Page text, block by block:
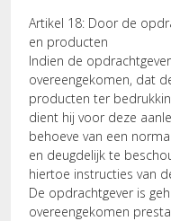
Artikel 18: Door de
en producten
Indien de
overeengekomen, dat
producten ter
dient hij voor deze
behoeve van een
en deugdelijk te
hiertoe instructies van
De opdrachtgever is
overeengekomen